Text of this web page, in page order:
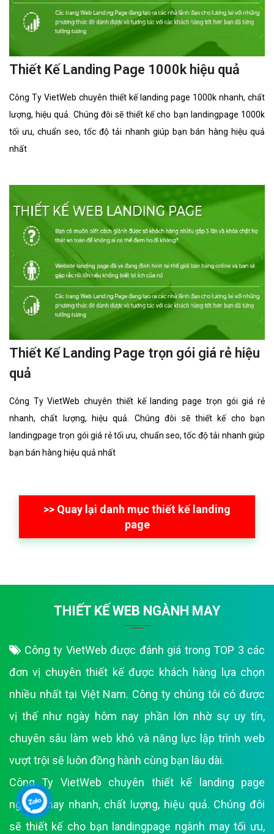
Thiết Kế Landing Page 1000k hiệu quả
Công Ty VietWeb chuyên thiết kế landing page 1000k nhanh, chất
lượng, hiệu quả. Chúng đôi sẽ thiết kế cho bạn landingpage 1000k
tối ưu, chuẩn seo, tốc độ tải nhanh giúp bạn bán hàng hiệu quả
nhất
Thiết Kế Landing Page trọn gói giá rẻ hiệu
quả
Công Ty VietWeb chuyên thiết kế landing page trọn gói giá rẻ
nhanh, chất lượng, hiệu quả. Chúng đôi sẽ thiết kế cho bạn
landingpage trọn gói giá rẻ tối ưu, chuẩn seo, tốc độ tải nhanh giúp
bạn bán hàng hiệu quả nhất
>> Quay lại danh mục thiết kế landing
page
THIẾT KẾ WEB NGÀNH MAY
Công ty VietWeb được đánh giá trong TOP 3 các
đơn vị chuyên thiết kế được khách hàng lựa chọn
nhiều nhất tại Việt Nam. Công ty chúng tôi có được
vị thế như ngày hôm nay phần lớn nhờ sự uy tín,
chuyên sâu làm web khó và năng lực lập trình web
vượt trội sẽ luôn đồng hành cùng bạn lâu dài.
Công Ty VietWeb chuyên thiết kế landing page
ngành may nhanh, chất lượng, hiệu quả. Chúng đôi
sẽ thiết kế cho bạn landingpage ngành may tối ưu,